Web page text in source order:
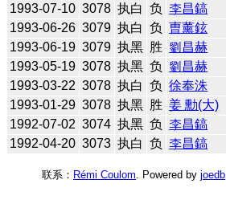
1993-07-10 3078 执白 负 李昌鎬
1993-06-26 3079 执白 负 曺薰鉉
1993-06-19 3079 执黑 胜 劉昌赫
1993-05-19 3078 执黑 负 劉昌赫
1993-03-22 3078 执白 负 徐奉洙
1993-01-29 3078 执黑 胜 姜 勳(大)
1992-07-02 3074 执黑 负 李昌鎬
1992-04-20 3073 执白 负 李昌鎬
联系： Rémi Coulom . Powered by